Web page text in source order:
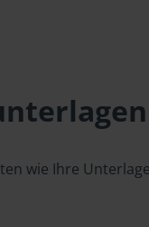
wie Ihre